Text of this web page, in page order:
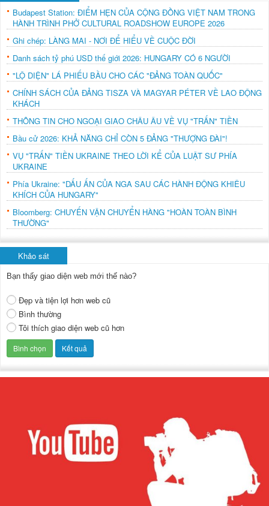
Budapest Station: ĐIỂM HẸN CỦA CỘNG ĐỒNG VIỆT NAM TRONG
HÀNH TRÌNH PHỞ CULTURAL ROADSHOW EUROPE 2026
Ghi chép: LÀNG MAI - NƠI ĐỂ HIỂU VỀ CUỘC ĐỜI
Danh sách tỷ phú USD thế giới 2026: HUNGARY CÓ 6 NGƯỜI
"LỘ DIỆN" LÁ PHIẾU BẦU CHO CÁC "ĐẢNG TOÀN QUỐC"
CHÍNH SÁCH CỦA ĐẢNG TISZA VÀ MAGYAR PÉTER VỀ LAO ĐỘNG
KHÁCH
THÔNG TIN CHO NGOẠI GIAO CHÂU ÂU VỀ VỤ "TRẤN" TIỀN
Bầu cử 2026: KHẢ NĂNG CHỈ CÒN 5 ĐẢNG "THƯỢNG ĐÀI"!
VỤ "TRẤN" TIỀN UKRAINE THEO LỜI KỂ CỦA LUẬT SƯ PHÍA
UKRAINE
Phía Ukraine: "DẤU ẤN CỦA NGA SAU CÁC HÀNH ĐỘNG KHIÊU
KHÍCH CỦA HUNGARY"
Bloomberg: CHUYẾN VẬN CHUYỂN HÀNG "HOÀN TOÀN BÌNH
THƯỜNG"
Khảo sát
Bạn thấy giao diện web mới thế nào?
Đẹp và tiện lợi hơn web cũ
Bình thường
Tôi thích giao diện web cũ hơn